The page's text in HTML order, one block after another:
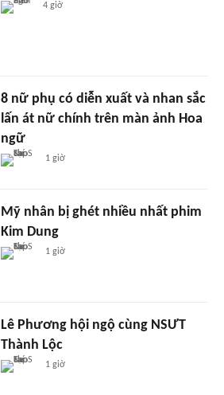
4 giờ
8 nữ phụ có diễn xuất và nhan sắc
lấn át nữ chính trên màn ảnh Hoa
ngữ
1 giờ
Mỹ nhân bị ghét nhiều nhất phim
Kim Dung
1 giờ
Lê Phương hội ngộ cùng NSƯT
Thành Lộc
1 giờ